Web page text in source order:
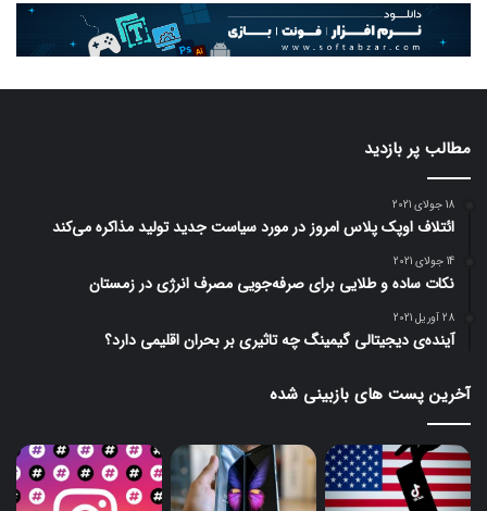
مطالب پر بازدید
18 جولای 2021
ائتلاف اوپک پلاس امروز در مورد سیاست جدید تولید مذاکره می‌کند
14 جولای 2021
نکات ساده و طلایی برای صرفه‌جویی مصرف انرژی در زمستان
28 آوریل 2021
آینده‌ی دیجیتالی گیمینگ چه تاثیری بر بحران اقلیمی دارد؟
آخرین پست های بازبینی شده